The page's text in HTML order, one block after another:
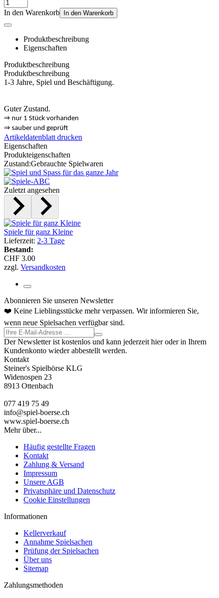
In den Warenkorb In den Warenkorb
Produktbeschreibung
Eigenschaften
Produktbeschreibung
Produktbeschreibung
1-3 Jahre, Spiel und Beschäftigung.
Guter Zustand.
⇒ nur 1 Stück vorhanden
⇒ sauber und geprüft
Artikeldatenblatt drucken
Eigenschaften
Produkteigenschaften
Zustand:Gebrauchte Spielwaren
Zuletzt angesehen
Spiele für ganz Kleine
Lieferzeit: 2-3 Tage
Bestand:
CHF 3.00
zzgl. Versandkosten
Abonnieren Sie unseren Newsletter
❤️ Keine Lieblingsstücke mehr verpassen. Wir informieren Sie,
wenn neue Spielsachen verfügbar sind.
Der Newsletter ist kostenlos und kann jederzeit hier oder in Ihrem
Kundenkonto wieder abbestellt werden.
Kontakt
Steiner's Spielbörse KLG
Widenospen 23
8913 Ottenbach
077 419 75 49
info@spiel-boerse.ch
www.spiel-boerse.ch
Mehr über...
Häufig gestellte Fragen
Kontakt
Zahlung & Versand
Impressum
Unsere AGB
Privatsphäre und Datenschutz
Cookie Einstellungen
Informationen
Kellerverkauf
Annahme Spielsachen
Prüfung der Spielsachen
Über uns
Sitemap
Zahlungsmethoden